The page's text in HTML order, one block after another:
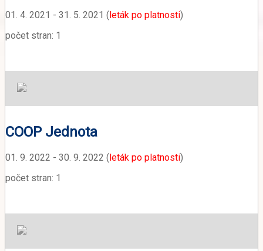
01. 4. 2021 - 31. 5. 2021 (leták po platnosti)
počet stran: 1
COOP Jednota
01. 9. 2022 - 30. 9. 2022 (leták po platnosti)
počet stran: 1